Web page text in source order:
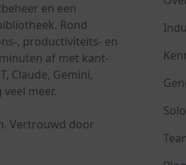
en een
Rond
, productiviteits- en
af met kant-
Claude, Gemini,
meer.
Vertrouwd door